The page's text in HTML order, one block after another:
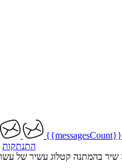
{{messagesCount}}
התנתקות